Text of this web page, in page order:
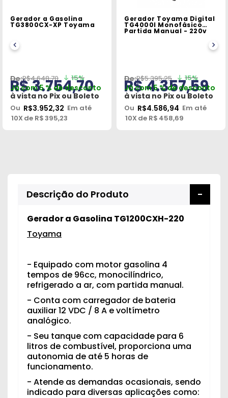
Gerador a Gasolina
TG3800CX-XP Toyama
R$4.648,70 15%
R$ 3.754,70
Já com 5 % de desconto
à vista no Pix ouBoleto
Ou R$3.952,32 Em até
10X de R$395,23
Gerador Toyama Digital
TG4000I Monofásico
Partida Manual - 220v
R$5.395,25 15%
R$ 4.357,59
Já com 5 % de desconto
à vista no Pix ouBoleto
Ou R$4.586,94 Em até
10X de R$ 458,69
Descrição do Produto
Gerador a Gasolina TG1200CXH-220
Toyama
- Equipado com motor gasolina 4
tempos de 96cc, monocilíndrico,
refrigerado a ar, com partida manual.
- Conta com carregador de bateria
auxiliar 12 VDC / 8 A e voltímetro
analógico.
- Seu tanque com capacidade para 6
litros de combustível, proporciona uma
autonomia de até 5 horas de
funcionamento.
- Atende as demandas ocasionais, sendo
indicado para diversas aplicações como: